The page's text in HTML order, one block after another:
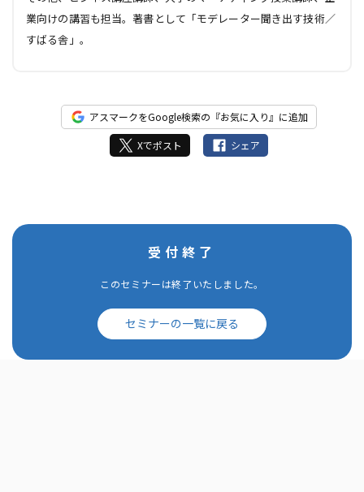
業向けの講習も担当。著書として「モデレーター聞き出す技術／
すばる舎」。
アスマークをGoogle検索の『お気に入り』に追加
Xでポスト シェア
受付終了
このセミナーは終了いたしました。
セミナーの一覧に戻る